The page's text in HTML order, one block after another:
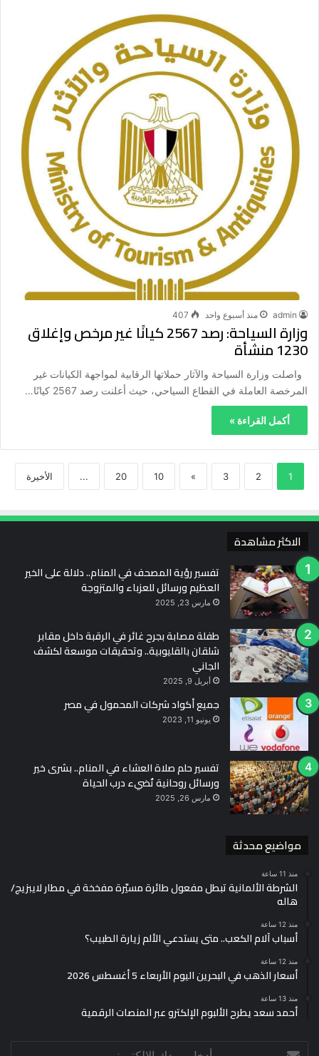
admin منذ أسبوع واحد 407
وزارة السياحة: رصد 2567 كيانًا غير مرخص وإغلاق
1230 منشأة
واصلت وزارة السياحة والآثار حملاتها الرقابية لمواجهة الكيانات غير
المرخصة العاملة في القطاع السياحي، حيث أعلنت رصد 2567 كيانًا…
أكمل القراءة »
1
2
3
»
10
20
... الأخيرة
الاكثر مشاهدة
تفسير رؤية المصحف في المنام.. دلالة على الخير
العظيم ورسائل للعزباء والمتزوجة
مارس 23, 2025
طفلة مصابة بجرح غائر في الرقبة داخل مقابر
شلقان بالقليوبية.. وتحقيقات موسعة لكشف
الجاني
أبريل 9, 2025
جميع أكواد شركات المحمول في مصر
يونيو 11, 2023
تفسير حلم صلاة العشاء في المنام.. بشرى خير
ورسائل روحانية تُضيء درب الحياة
مارس 26, 2025
مواضيع محدثة
منذ 11 ساعة
الشرطة الألمانية تبطل مفعول طائرة مسيّرة مفخخة في مطار لايبزيج/
هاله
منذ 12 ساعة
أسباب آلام الكعب.. متى يستدعي الألم زيارة الطبيب؟
منذ 12 ساعة
أسعار الذهب في البحرين اليوم الأربعاء 5 أغسطس 2026
منذ 13 ساعة
أحمد سعد يطرح الألبوم الإلكترو عبر المنصات الرقمية